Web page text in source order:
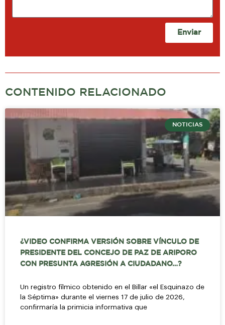
Enviar
CONTENIDO RELACIONADO
NOTICIAS
¿VIDEO CONFIRMA VERSIÓN SOBRE VÍNCULO DE
PRESIDENTE DEL CONCEJO DE PAZ DE ARIPORO
CON PRESUNTA AGRESIÓN A CIUDADANO…?
Un registro fílmico obtenido en el Billar «el Esquinazo de
la Séptima» durante el viernes 17 de julio de 2026,
confirmaría la primicia informativa que